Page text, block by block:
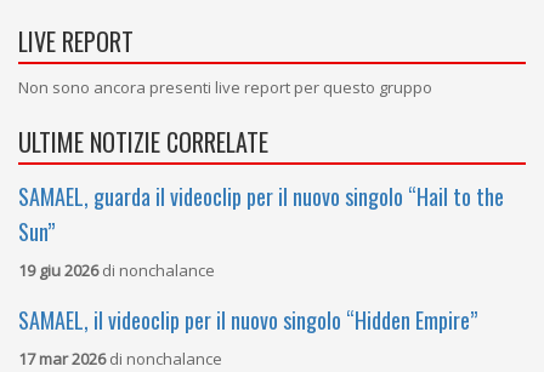
LIVE REPORT
Non sono ancora presenti live report per questo gruppo
ULTIME NOTIZIE CORRELATE
SAMAEL, guarda il videoclip per il nuovo singolo “Hail to the
Sun”
19 giu 2026di nonchalance
SAMAEL, il videoclip per il nuovo singolo “Hidden Empire”
17 mar 2026di nonchalance